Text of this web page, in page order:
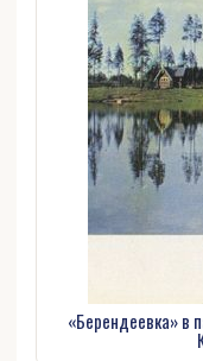
«Берендеевка» в